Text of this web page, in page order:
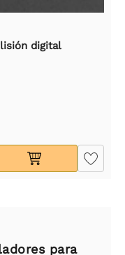
digital
para